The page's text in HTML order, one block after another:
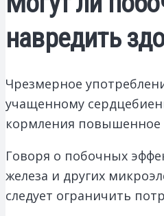
навредить
Чрезмерное
учащенному
кормления повышенное
Говоря о побочных
железа и других
следует ограничить